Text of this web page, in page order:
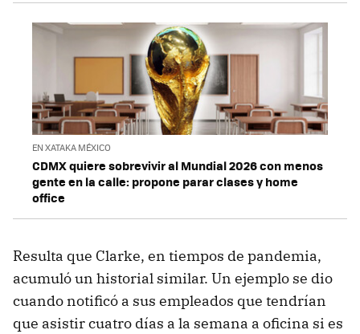
EN XATAKA MÉXICO
CDMX quiere sobrevivir al Mundial 2026 con menos
gente en la calle: propone parar clases y home
office
Resulta que Clarke, en tiempos de pandemia,
acumuló un historial similar. Un ejemplo se dio
cuando notificó a sus empleados que tendrían
que asistir cuatro días a la semana a oficina si es